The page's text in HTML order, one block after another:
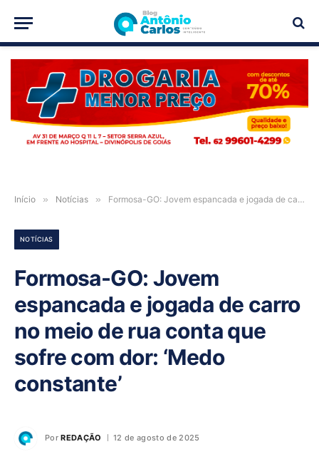
PUBLICIDADE
Início » Notícias » Formosa-GO: Jovem espancada e jogada de carro no meio de rua conta que sofre com dor: ‘Medo constante’
NOTÍCIAS
Formosa-GO: Jovem
espancada e jogada de carro
no meio de rua conta que
sofre com dor: ‘Medo
constante’
Por REDAÇÃO 12 de agosto de 2025